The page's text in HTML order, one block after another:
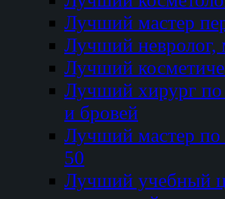
Лучший мастер
Лучший невролог,
Лучший
Лучший хирург по
и бровей
Лучший мастер
50
Лучший